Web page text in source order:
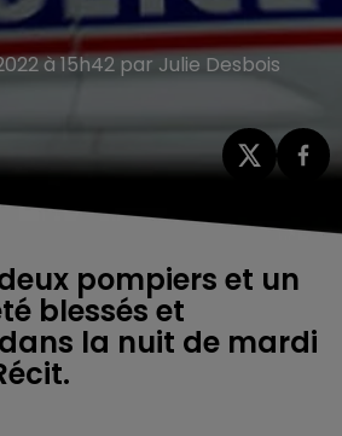
à 15h42 par Julie Desbois
pompiers et un
blessés et
la nuit de mardi